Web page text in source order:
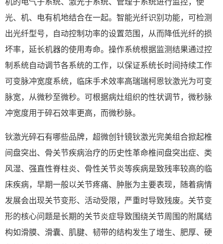
光、机、电有机地结合在一起。智能光纤识别功能，可检测
出光纤型号，自动控制功率的设置范围，从而降低光纤的损
坏率，延长机器的使用寿命。操作系统根据监测结果通过控
制系统自动调节各系统的工作，以保证系统长时间持续工作
可变脉冲宽度系统，临床手术效率高瑞瑞柯恩钬激光为可变
脉宽，从微秒至微秒。可根据病灶组织的性状调节，微秒脉
冲宽度用于碎石效率更高，而微秒脉。
钬激光碎石有哪些品牌，超微创针镜钬激光完美组合掀起椎
间盘突出、骨关节疾病治疗的历史性革命椎间盘突出症、类
风湿、强直性脊柱炎、骨性关节炎等疾病是致残率较高的临
床疾病，早期一般以关节疼痛、肿胀为主要表现，随着病情
发展会出现关节变形、活动受限，严重时导致残废。关节变
形的核心问题是长期的关节炎症导致围绕关节周围的附属结
构如滑膜、滑囊、肌腱、韧带的结构发生了增生、肥厚、硬